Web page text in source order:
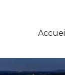
Accueil